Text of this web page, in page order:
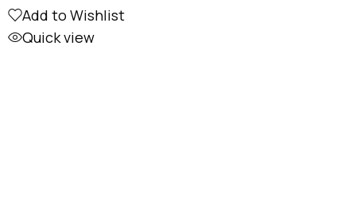
Add to Wishlist
Quick view